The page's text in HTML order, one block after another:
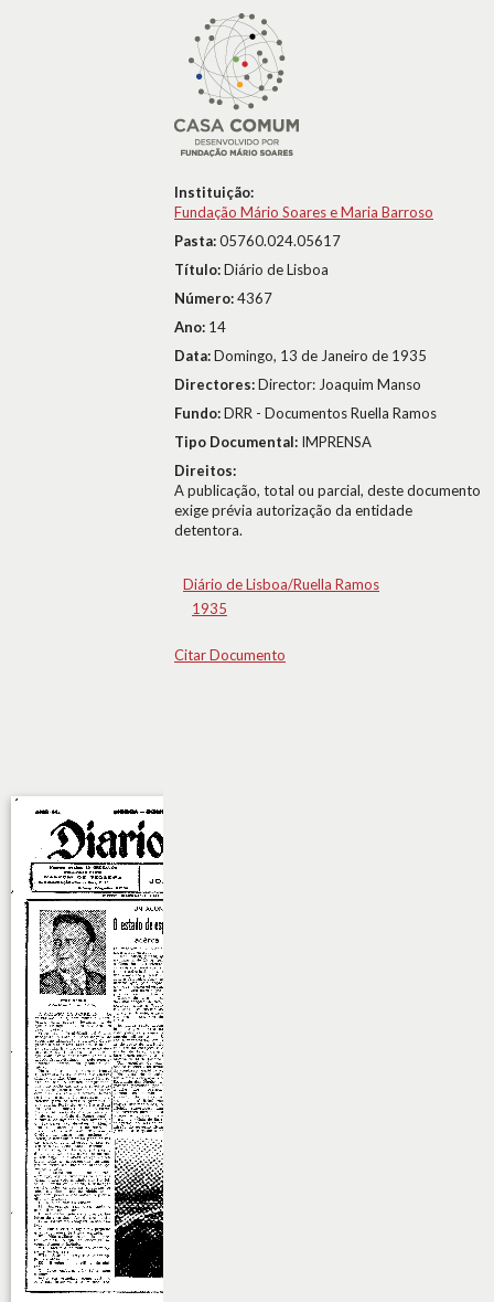
Instituição:
Fundação Mário Soares e Maria Barroso
Pasta:05760.024.05617
Título:Diário de Lisboa
Número:4367
Ano: 14
Data:Domingo, 13 de Janeiro de 1935
Directores:Director: Joaquim Manso
Fundo:DRR - Documentos Ruella Ramos
Tipo Documental: IMPRENSA
Direitos:
A publicação, total ou parcial, deste documento
exige prévia autorização da entidade
detentora.
Diário de Lisboa/Ruella Ramos
1935
Citar Documento